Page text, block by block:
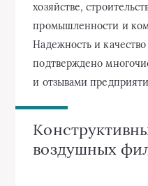
хозяйстве,
промышленности и
Надежность и
подтверждено
и отзывами
воздушных